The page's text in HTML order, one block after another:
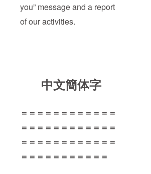
you” message and a report
of our activities.
中文簡体字
＝＝＝＝＝＝＝＝＝＝＝＝
＝＝＝＝＝＝＝＝＝＝＝＝
＝＝＝＝＝＝＝＝＝＝＝＝
＝＝＝＝＝＝＝＝＝＝＝